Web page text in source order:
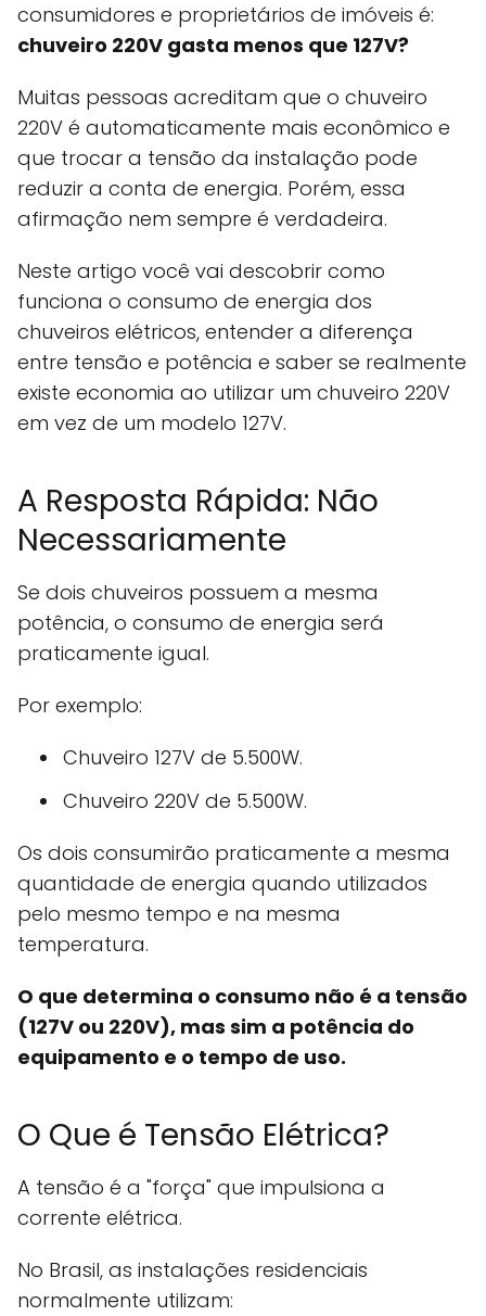
consumidores e proprietários de imóveis é:
chuveiro 220V gasta menos que 127V?
Muitas pessoas acreditam que o chuveiro
220V é automaticamente mais econômico e
que trocar a tensão da instalação pode
reduzir a conta de energia. Porém, essa
afirmação nem sempre é verdadeira.
Neste artigo você vai descobrir como
funciona o consumo de energia dos
chuveiros elétricos, entender a diferença
entre tensão e potência e saber se realmente
existe economia ao utilizar um chuveiro 220V
em vez de um modelo 127V.
A Resposta Rápida: Não
Necessariamente
Se dois chuveiros possuem a mesma
potência, o consumo de energia será
praticamente igual.
Por exemplo:
Chuveiro 127V de 5.500W.
Chuveiro 220V de 5.500W.
Os dois consumirão praticamente a mesma
quantidade de energia quando utilizados
pelo mesmo tempo e na mesma
temperatura.
O que determina o consumo não é a tensão
(127V ou 220V), mas sim a potência do
equipamento e o tempo de uso.
O Que é Tensão Elétrica?
A tensão é a "força" que impulsiona a
corrente elétrica.
No Brasil, as instalações residenciais
normalmente utilizam: